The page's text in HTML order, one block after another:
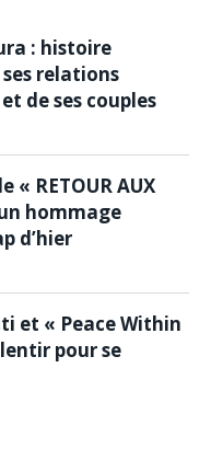
: histoire
relations
de ses couples
« RETOUR AUX
un hommage
d’hier
et « Peace Within
pour se